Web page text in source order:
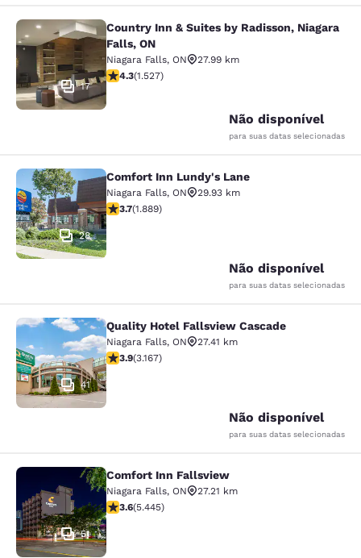
Country Inn & Suites by Radisson,
17
Country Inn & Suites by Radisson, Niagara
Falls, ON
Niagara Falls, ON
27.99 km
classificação 4.32 estrelas. Excelente. 1527 avaliações
4.3(1.527)
Não disponível
para suas datas selecionadas
Comfort Inn Lundy's Lane
28
Comfort Inn Lundy's Lane
Niagara Falls, ON
29.93 km
classificação 3.67 estrelas. Bom. 1889 avaliações
3.7(1.889)
Não disponível
para suas datas selecionadas
Quality Hotel Fallsview Cascade
41
Quality Hotel Fallsview Cascade
Niagara Falls, ON
27.41 km
classificação 3.9 estrelas. Bom. 3167 avaliações
3.9(3.167)
Não disponível
para suas datas selecionadas
Comfort Inn Fallsview
51
Comfort Inn Fallsview
Niagara Falls, ON
27.21 km
classificação 3.63 estrelas. Bom. 5445 avaliações
3.6(5.445)